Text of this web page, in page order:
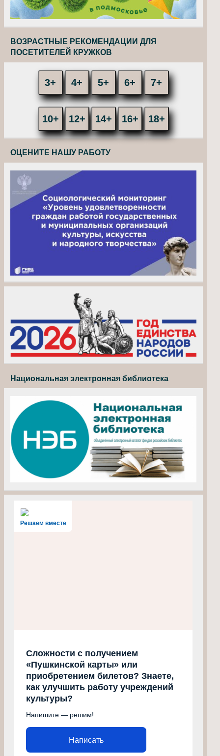
ВОЗРАСТНЫЕ РЕКОМЕНДАЦИИ ДЛЯ
ПОСЕТИТЕЛЕЙ КРУЖКОВ
3+ 4+ 5+ 6+ 7+
10+ 12+ 14+ 16+ 18+
ОЦЕНИТЕ НАШУ РАБОТУ
Национальная электронная библиотека
Решаем вместе
Сложности с получением
«Пушкинской карты» или
приобретением билетов? Знаете,
как улучшить работу учреждений
культуры?
Напишите — решим!
Написать